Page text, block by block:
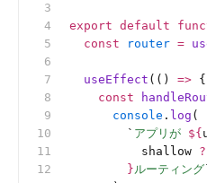
export default
  const
router =
  useEffect
(() => {
    const
      console
. log (
        `
アプリが ${
          shallow
?
        }
ルーティング